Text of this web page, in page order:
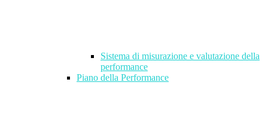
Sistema di misurazione e valutazione della
performance
Piano della Performance